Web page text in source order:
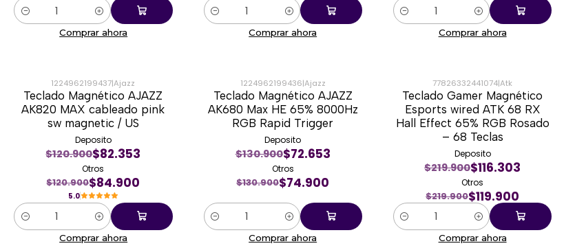
Cantidad
Comprar ahora
Cantidad
Comprar ahora
Cantidad
Comprar ahora
-30%
1224962199437|Ajazz
Teclado Magnético AJAZZ
AK820 MAX cableado pink
sw magnetic / US
Deposito
$120.900$82.353
Otros
$120.900$84.900
5.0
Cantidad
Comprar ahora
-43%
1224962199436|Ajazz
Teclado Magnético AJAZZ
AK680 Max HE 65% 8000Hz
RGB Rapid Trigger
Deposito
$130.900$72.653
Otros
$130.900$74.900
Cantidad
Comprar ahora
-45%
77826332441074|Atk
Teclado Gamer Magnético
Esports wired ATK 68 RX
Hall Effect 65% RGB Rosado
– 68 Teclas
Deposito
$219.900$116.303
Otros
$219.900$119.900
Cantidad
Comprar ahora